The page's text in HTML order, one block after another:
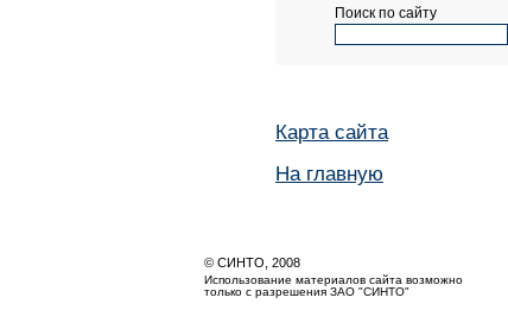
Поиск по сайту
Карта сайта
На главную
© СИНТО, 2008
Использование материалов сайта возможно
только с разрешения ЗАО "СИНТО"